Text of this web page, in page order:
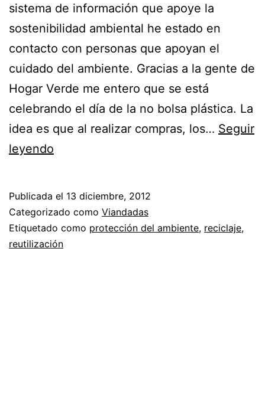
sistema de información que apoye la
sostenibilidad ambiental he estado en
contacto con personas que apoyan el
cuidado del ambiente. Gracias a la gente de
Hogar Verde me entero que se está
celebrando el día de la no bolsa plástica. La
idea es que al realizar compras, los… Seguir
leyendo
de
la
no
Publicada el 13 diciembre, 2012
Categorizado como Viandadas
Etiquetado como protección del ambiente, reciclaje,
reutilización